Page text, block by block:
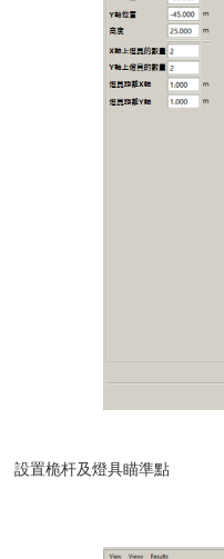
設置桅杆及燈具瞄準點